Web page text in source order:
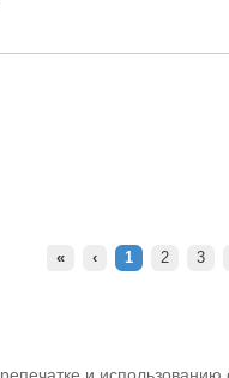
« ‹ 1 2 3
и использованию